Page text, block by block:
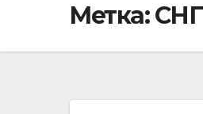
Метка:СНГ